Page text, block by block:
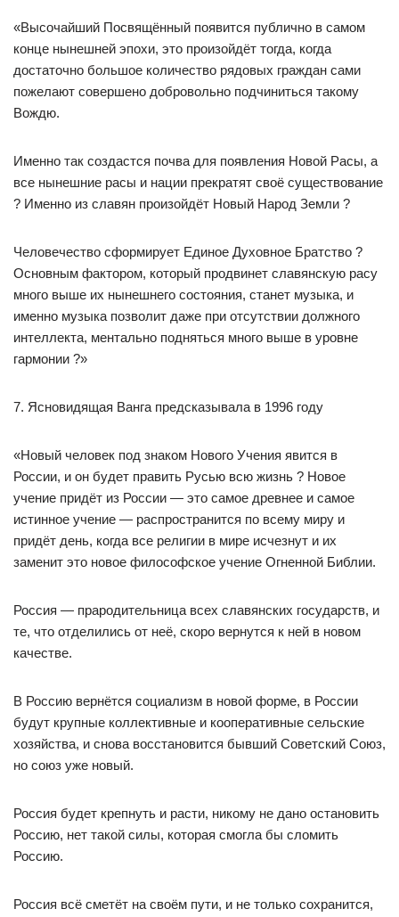
«Высочайший Посвящённый появится публично в самом
конце нынешней эпохи, это произойдёт тогда, когда
достаточно большое количество рядовых граждан сами
пожелают совершено добровольно подчиниться такому
Вождю.
Именно так создастся почва для появления Новой Расы, а
все нынешние расы и нации прекратят своё существование
? Именно из славян произойдёт Новый Народ Земли ?
Человечество сформирует Единое Духовное Братство ?
Основным фактором, который продвинет славянскую расу
много выше их нынешнего состояния, станет музыка, и
именно музыка позволит даже при отсутствии должного
интеллекта, ментально подняться много выше в уровне
гармонии ?»
7. Ясновидящая Ванга предсказывала в 1996 году
«Новый человек под знаком Нового Учения явится в
России, и он будет править Русью всю жизнь ? Новое
учение придёт из России — это самое древнее и самое
истинное учение — распространится по всему миру и
придёт день, когда все религии в мире исчезнут и их
заменит это новое философское учение Огненной Библии.
Россия — прародительница всех славянских государств, и
те, что отделились от неё, скоро вернутся к ней в новом
качестве.
В Россию вернётся социализм в новой форме, в России
будут крупные коллективные и кооперативные сельские
хозяйства, и снова восстановится бывший Советский Союз,
но союз уже новый.
Россия будет крепнуть и расти, никому не дано остановить
Россию, нет такой силы, которая смогла бы сломить
Россию.
Россия всё сметёт на своём пути, и не только сохранится,